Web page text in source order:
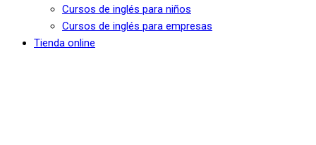
Cursos de inglés para niños
Cursos de inglés para empresas
Tienda online